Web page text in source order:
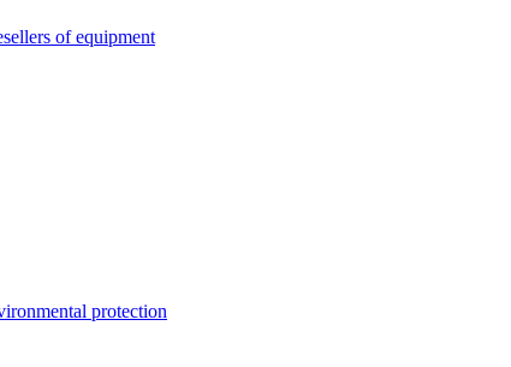
of equipment
protection